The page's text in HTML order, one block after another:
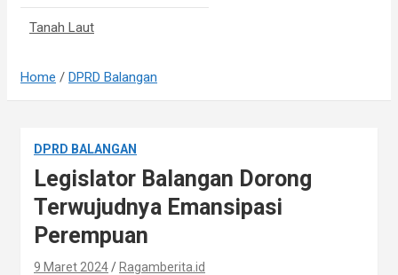
Tanah Laut
Home DPRD Balangan
DPRD BALANGAN
Legislator Balangan Dorong
Terwujudnya Emansipasi
Perempuan
9 Maret 2024 Ragamberita.id